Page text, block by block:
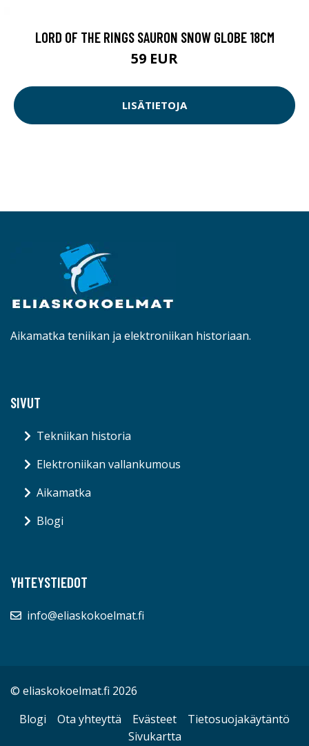
LORD OF THE RINGS SAURON SNOW GLOBE 18CM
59 EUR
LISÄTIETOJA
Aikamatka teniikan ja elektroniikan historiaan.
SIVUT
Tekniikan historia
Elektroniikan vallankumous
Aikamatka
Blogi
YHTEYSTIEDOT
info@eliaskokoelmat.fi
© eliaskokoelmat.fi 2026
Blogi
Ota yhteyttä Evästeet
Tietosuojakäytäntö
Sivukartta